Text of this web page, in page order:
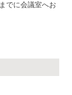
でに会議室へお